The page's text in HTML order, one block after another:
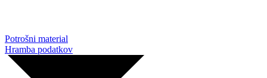
Potrošni material
Hramba podatkov